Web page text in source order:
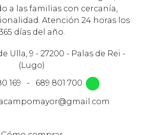
a las familias con cercanía,
Atención 24 horas los
días del año.
Ulla, 9 - 27200 - Palas de Rei -
(Lugo)
169
-
689 801 700